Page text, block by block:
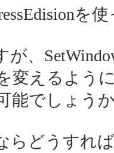
を
が、
変えるよう
能でしょう
らどうすれ